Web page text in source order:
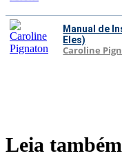
Manual de
Eles)
Caroline
Leia também